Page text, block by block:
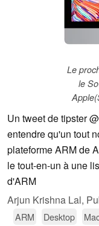
Le
le
Un tweet de tipster
entendre qu'un tout
plateforme ARM de
le tout-en-un à une
d'ARM
Arjun Krishna Lal,
ARM
Desktop